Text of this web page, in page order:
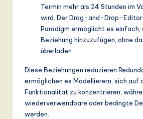
Termin mehr als 24 Stunden im
wird. Der Drag-and-Drop-Editor
Paradigm ermöglicht es einfach,
Beziehung hinzuzufügen, ohne
überladen.
Diese Beziehungen reduzieren
ermöglichen es Modellierern, sich auf
Funktionalität zu konzentrieren,
wiederverwendbare oder bedingte
werden.